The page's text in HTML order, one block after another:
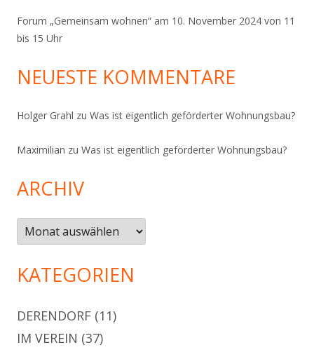
Forum „Gemeinsam wohnen“ am 10. November 2024 von 11
bis 15 Uhr
NEUESTE KOMMENTARE
Holger Grahl zu Was ist eigentlich geförderter Wohnungsbau?
Maximilian zu Was ist eigentlich geförderter Wohnungsbau?
ARCHIV
Archiv
KATEGORIEN
DERENDORF (11)
IM VEREIN (37)